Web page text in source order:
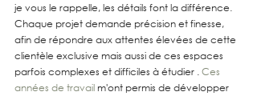
je vous le rappelle, les détails font la différence.
Chaque projet demande précision et finesse,
afin de répondre aux attentes élevées de cette
clientèle exclusive mais aussi de ces espaces
parfois complexes et difficiles à étudier . Ces
années de travail m'ont permis de développer